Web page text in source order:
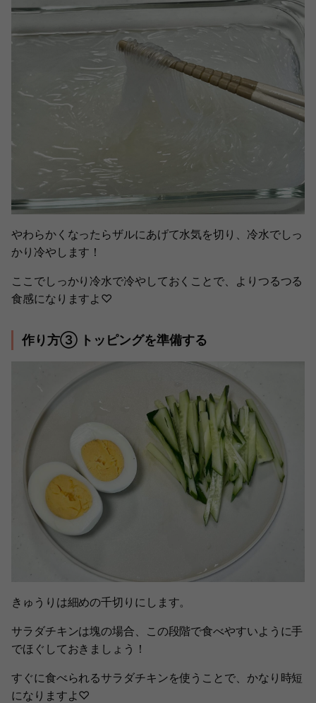
やわらかくなったらザルにあげて水気を切り、冷水でしっ
かり冷やします！
ここでしっかり冷水で冷やしておくことで、よりつるつる
食感になりますよ♡
作り方③ トッピングを準備する
きゅうりは細めの千切りにします。
サラダチキンは塊の場合、この段階で食べやすいように手
でほぐしておきましょう！
すぐに食べられるサラダチキンを使うことで、かなり時短
になりますよ♡